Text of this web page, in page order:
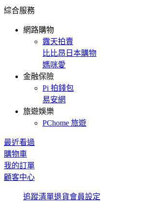
綜合服務
網路購物
露天拍賣
比比昂日本購物
媽咪愛
金融保險
Pi 拍錢包
易安網
旅遊娛樂
PChome 旅遊
最近看過
購物車
我的訂單
顧客中心
追蹤清單退貨會員設定